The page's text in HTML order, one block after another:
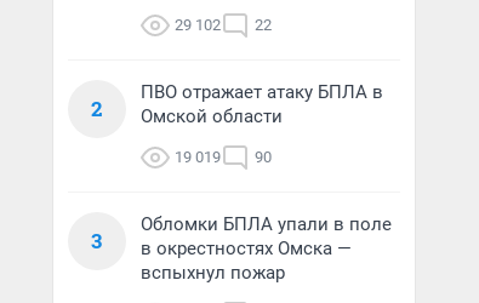
29 102 22
2
ПВО отражает атаку БПЛА в
Омской области
19 019 90
3
Обломки БПЛА упали в поле
в окрестностях Омска —
вспыхнул пожар